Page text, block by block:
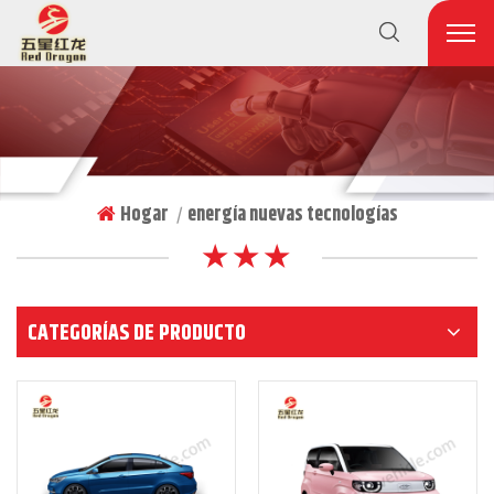
Hogar | energía nuevas tecnologías
★ ★ ★
CATEGORÍAS DE PRODUCTO